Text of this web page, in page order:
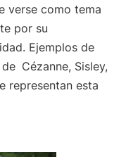
verse como tema
por su
Ejemplos de
Cézanne, Sisley,
representan esta